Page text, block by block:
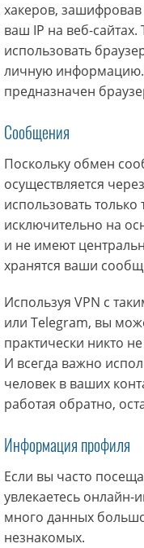
хакеров,
ваш IP на веб-
использовать
личную информацию.
предназначен
Сообщения
Поскольку обмен
осуществляется
использовать
исключительно на
и не имеют
хранятся ваши
Используя VPN с
или Telegram, вы
практически никто
И всегда важно
человек в ваших
работая обратно,
Информация профиля
Если вы часто
увлекаетесь онлайн-
много данных
незнакомых.